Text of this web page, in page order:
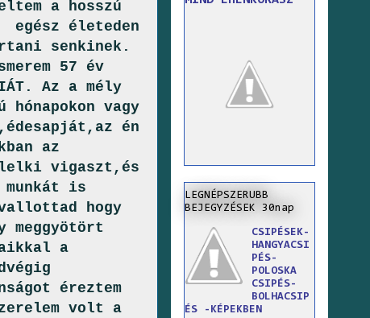
a hosszú
egész életeden
senkinek.
57 év
Az a mély
vagy
én
az
lelki vigaszt,és
is
hogy
a
éreztem
volt a
LEGNÉPSZERUBB
BEJEGYZÉSEK 30nap
CSIPÉSEK-
HANGYACSI
PÉS-
POLOSKA
CSIPÉS-
BOLHACSIP
ÉS -KÉPEKBEN